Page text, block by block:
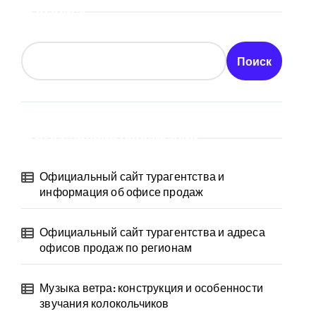
Поиск
Официальный сайт турагентства и
информация об офисе продаж
Официальный сайт турагентства и адреса
офисов продаж по регионам
Музыка ветра: конструкция и особенности
звучания колокольчиков